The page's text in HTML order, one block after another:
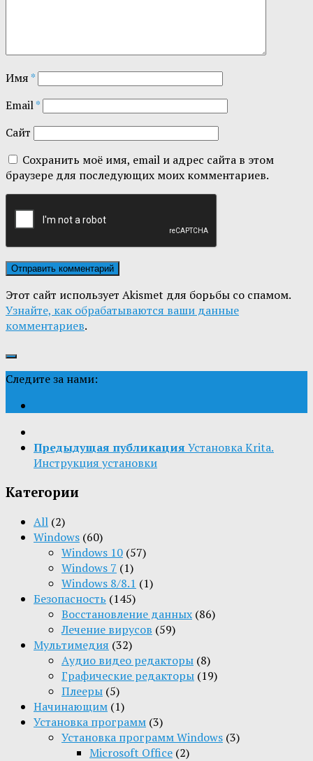
Имя*
Email*
Сайт
Сохранить моё имя, email и адрес сайта в этом
браузере для последующих моих комментариев.
Этот сайт использует Akismet для борьбы со спамом.
Узнайте, как обрабатываются ваши данные
комментариев.
Следите за нами:
Предыдущая публикация Установка Krita.
Инструкция установки
Категории
All (2)
Windows (60)
Windows 10 (57)
Windows 7 (1)
Windows 8/8.1 (1)
Безопасность (145)
Восстановление данных (86)
Лечение вирусов (59)
Мультимедия (32)
Aудио видео редакторы (8)
Графические редакторы (19)
Плееры (5)
Начинающим (1)
Установка программ (3)
Установка программ Windows (3)
Microsoft Office (2)